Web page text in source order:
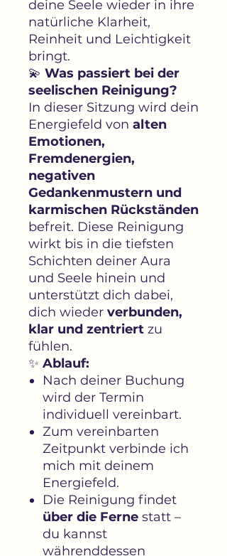
deine Seele wieder in ihre
natürliche Klarheit,
Reinheit und Leichtigkeit
bringt.
💫 Was passiert bei der
seelischen Reinigung?
In dieser Sitzung wird dein
Energiefeld von alten
Emotionen,
Fremdenergien,
negativen
Gedankenmustern und
karmischen Rückständen
befreit. Diese Reinigung
wirkt bis in die tiefsten
Schichten deiner Aura
und Seele hinein und
unterstützt dich dabei,
dich wieder verbunden,
klar und zentriert zu
fühlen.
✨ Ablauf:
Nach deiner Buchung
wird der Termin
individuell vereinbart.
Zum vereinbarten
Zeitpunkt verbinde ich
mich mit deinem
Energiefeld.
Die Reinigung findet
über die Ferne statt –
du kannst
währenddessen